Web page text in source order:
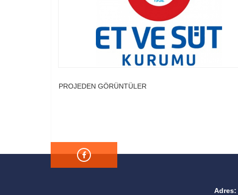
PROJEDEN GÖRÜNTÜLER
Adres: